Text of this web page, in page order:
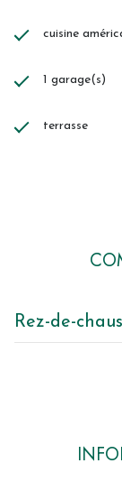
cuisine
1 garage(s)
terrasse
Rez-de-